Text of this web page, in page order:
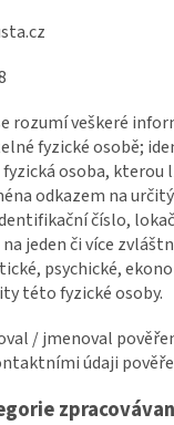
rozumí veškeré
fyzické osobě;
osoba,
odkazem na
číslo,
jeden či více
psychické,
této fyzické osoby.
/ jmenoval
údaji